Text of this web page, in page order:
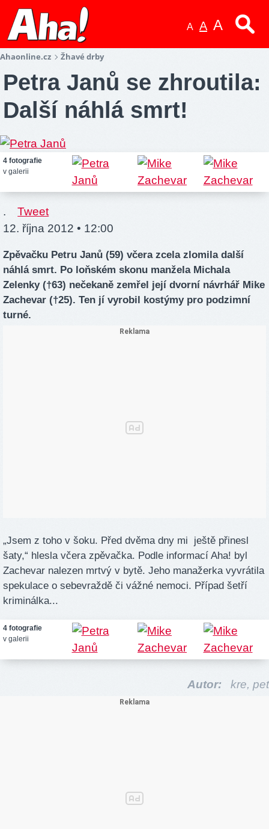
A A A
Ahaonline.cz Žhavé drby
Petra Janů se zhroutila:
Další náhlá smrt!
4 fotografie
v galerii
.
Tweet
12. října 2012 • 12:00
Zpěvačku Petru Janů (59) včera zcela zlomila další
náhlá smrt. Po loňském skonu manžela Michala
Zelenky (†63) nečekaně zemřel její dvorní návrhář Mike
Zachevar (†25). Ten jí vyrobil kostýmy pro podzimní
turné.
„Jsem z toho v šoku. Před dvěma dny mi ještě přinesl
šaty,“ hlesla včera zpěvačka. Podle informací Aha! byl
Zachevar nalezen mrtvý v bytě. Jeho manažerka vyvrátila
spekulace o sebevraždě či vážné nemoci. Případ šetří
kriminálka...
4 fotografie
v galerii
Autor: kre, pet